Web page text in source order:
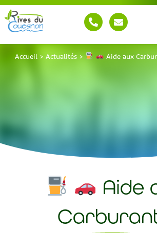
Accueil > Actualités> Aide aux
Aide